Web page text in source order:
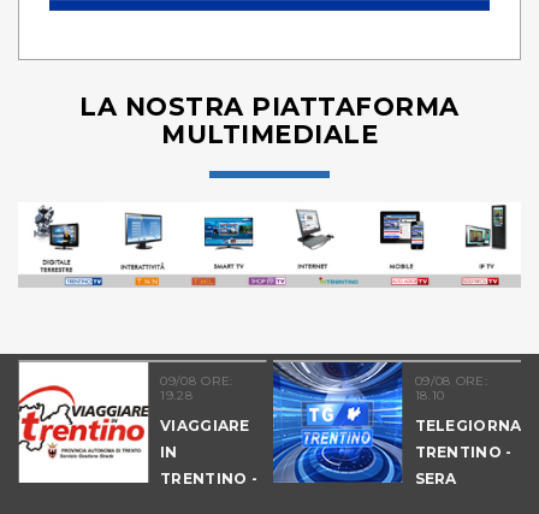
LA NOSTRA PIATTAFORMA
MULTIMEDIALE
09/08 ORE:
19.28
VIAGGIARE
IN
TRENTINO -
09/08 ORE:
18.10
TRENTINO -
SERA